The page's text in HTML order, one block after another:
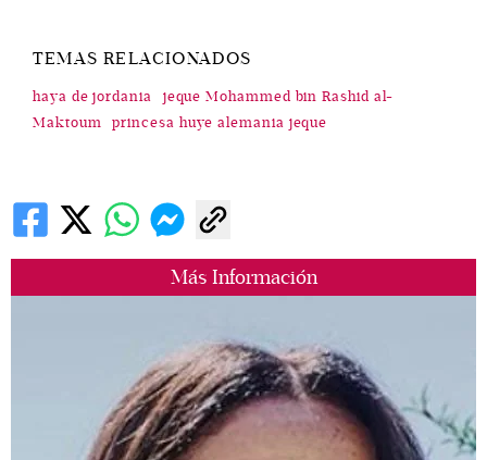
Más Información
TEMAS RELACIONADOS
haya de jordania
jeque Mohammed bin Rashid al-
Maktoum
princesa huye alemania jeque